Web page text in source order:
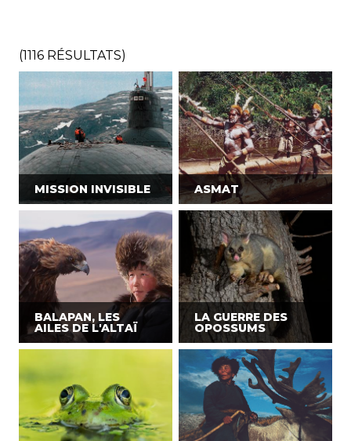
(1116 RÉSULTATS)
MISSION INVISIBLE ASMAT
BALAPAN, LES
AILES DE L'ALTAÏ
LA GUERRE DES
OPOSSUMS